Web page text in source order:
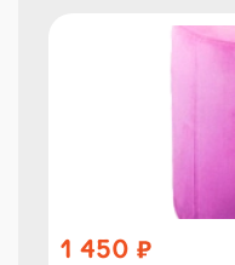
1 450